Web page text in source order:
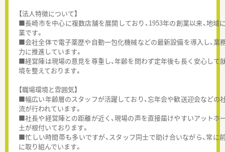
【法人特徴について】
■長崎市を中心に複数店舗を展開しており、1953年の創業以来、地域
業です。
■会社全体で電子薬歴や自動一包化機械などの最新設備を導入し、業
力に推進しています。
■経営陣は現場の意見を尊重し、年齢を問わず定年後も長く安心して
境を整えております。
【職場環境と雰囲気】
■幅広い年齢層のスタッフが活躍しており、忘年会や歓送迎会などの
流が行われています。
■社長や経営陣との距離が近く、現場の声を直接届けやすいアットホ
土が根付いております。
■忙しい時間帯も多いですが、スタッフ同士で助け合いながら、常に
に取り組んでいます。